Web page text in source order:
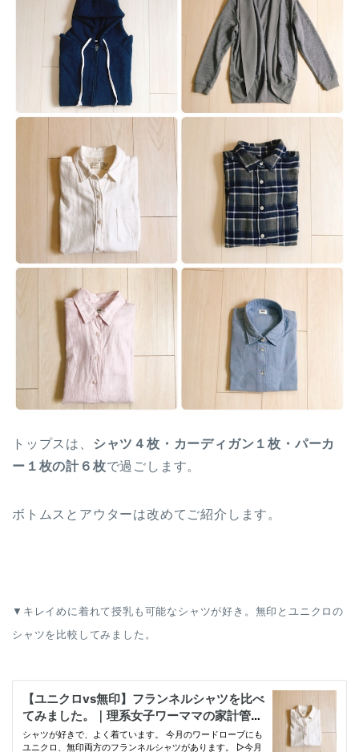
トップスは、
シャツ４枚・カーディガン１枚・パーカ
ー１枚の計６枚で過ごします。
ボトムスとアウターは改めてご紹介します。
▼キレイめに着れて授乳も可能なシャツが好き。無印とユニクロの
シャツを比較してみました。